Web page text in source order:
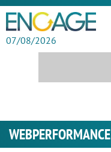
07/08/2026
WEBPERFORMANCE